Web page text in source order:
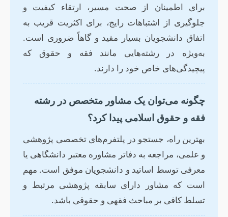
برای اطمینان از صحت مسیر، ارتقاء کیفیت و
جلوگیری از اشتباهات رایج، برای اکثریت قریب به
اتفاق دانشجویان بسیار مفید و گاهاً ضروری است.
به‌ویژه در رشته‌هایی مانند فقه و حقوق که
پیچیدگی‌های خاص خود را دارند.
چگونه می‌توان یک مشاور متخصص در رشته
فقه و حقوق اسلامی پیدا کرد؟
بهترین راه، جستجو در پلتفرم‌های تخصصی پژوهشی
و علمی، مراجعه به دفاتر مشاوره معتبر دانشگاهی یا
معرفی توسط اساتید و دانشجویان موفق است. مهم
است که مشاور دارای سابقه پژوهشی مرتبط و
تسلط کافی بر مباحث فقهی و حقوقی باشد.